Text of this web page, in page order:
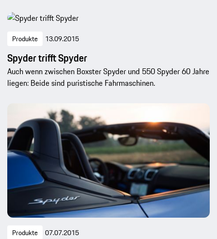
Produkte 13.09.2015
Spyder trifft Spyder
Auch wenn zwischen Boxster Spyder und 550 Spyder 60 Jahre
liegen: Beide sind puristische Fahrmaschinen.
Produkte 07.07.2015